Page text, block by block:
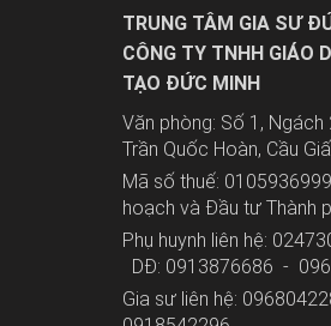
TRUNG TÂM GIA SƯ
CÔNG TY TNHH GIÁO
TẠO ĐỨC MINH
Văn phòng: Số 1, Ngách
Trần Quốc Hoàn, Cầu
Mã số thuế:
hoạch và Đầu tư Thành
Phụ huynh liên hệ:
DĐ: 0913876686 -
Gia sư liên hệ: